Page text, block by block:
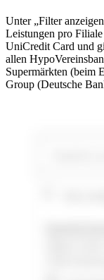
Unter „Filter
Leistungen pro
UniCredit Card und
allen
Supermärkten (beim
Group (Deutsche